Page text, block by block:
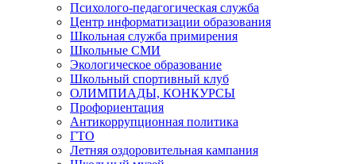
Психолого-педагогическая служба
Центр информатизации образования
Школьная служба примирения
Школьные СМИ
Экологическое образование
Школьный спортивный клуб
ОЛИМПИАДЫ, КОНКУРСЫ
Профориентация
Антикоррупционная политика
ГТО
Летняя оздоровительная кампания